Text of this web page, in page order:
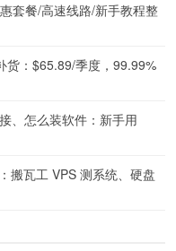
套餐/高速线路/新手教程整
货：$65.89/季度，99.99%
、怎么装软件：新手用
搬瓦工 VPS 测系统、硬盘